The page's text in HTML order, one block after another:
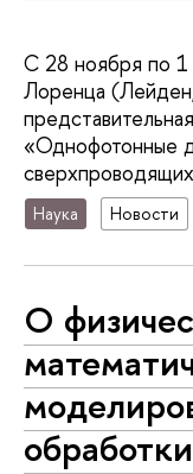
С 28 ноября по
Лоренца
«Однофотонные
Наука Новости
О